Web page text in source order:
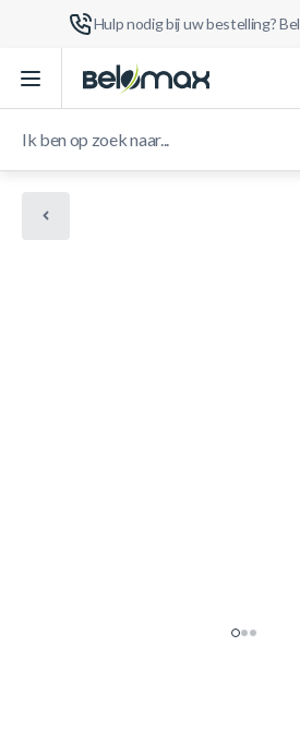
Hulp nodig bij uw bestelling? Bel
Ga naar de inhoud